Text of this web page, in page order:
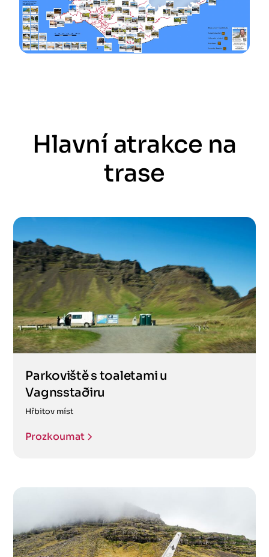
Hlavní atrakce na
trase
Parkoviště s toaletami u
Vagnsstaðiru
Hřbitov míst
Prozkoumat